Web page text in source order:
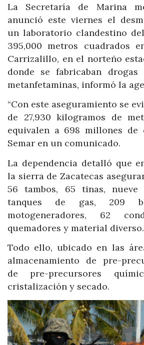
La Secretaría de Marina
anunció este viernes el
un laboratorio clandestino
395,000 metros cuadrados
Carrizalillo, en el norteño
donde se fabricaban drogas
metanfetaminas, informó la
“Con este aseguramiento se
de 27,930 kilogramos de
equivalen a 698 millones de
Semar en un comunicado.
La dependencia detalló que
la sierra de Zacatecas
56 tambos, 65 tinas, nueve
tanques de gas, 209
motogeneradores, 62
quemadores y material diverso.
Todo ello, ubicado en las
almacenamiento de pre-
de pre-precursores
cristalización y secado.